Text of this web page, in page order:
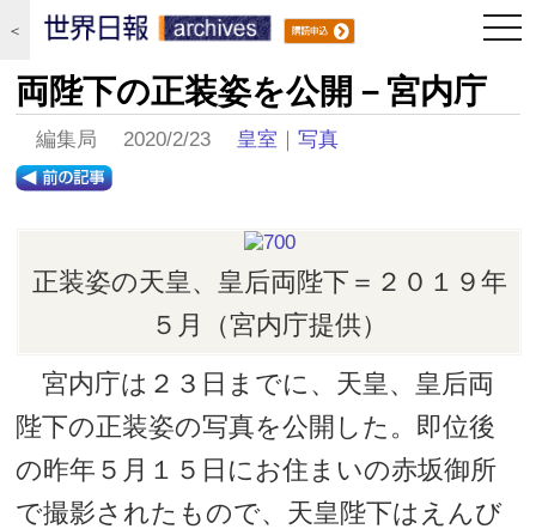
＜
両陛下の正装姿を公開－宮内庁
編集局 2020/2/23 皇室 ｜写真
正装姿の天皇、皇后両陛下＝２０１９年
５月（宮内庁提供）
宮内庁は２３日までに、天皇、皇后両
陛下の正装姿の写真を公開した。即位後
の昨年５月１５日にお住まいの赤坂御所
で撮影されたもので、天皇陛下はえんび